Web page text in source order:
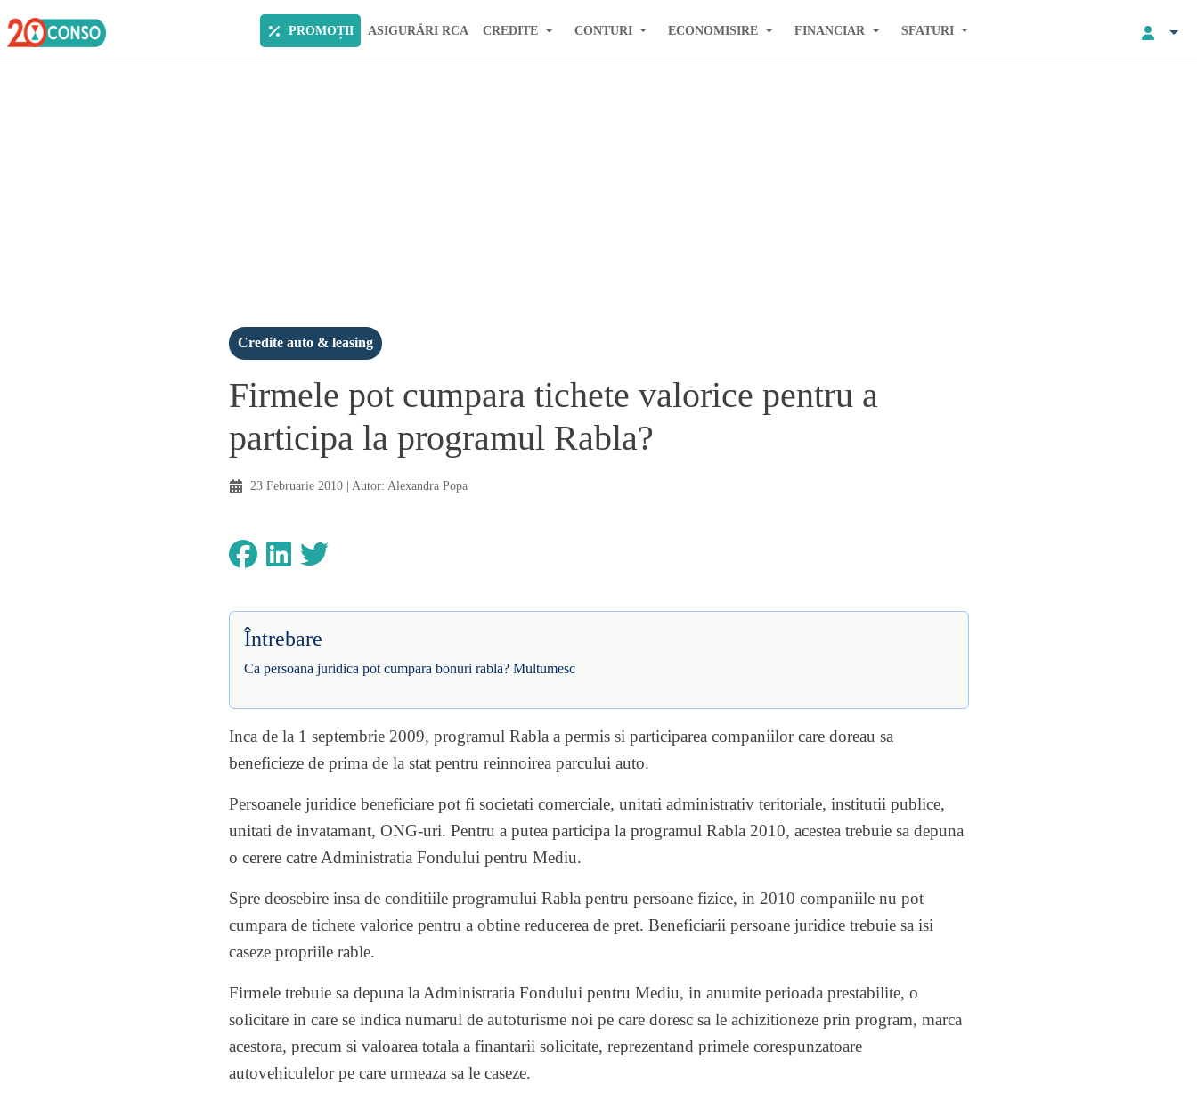
PROMOȚII ASIGURĂRI RCA CREDITE CONTURI ECONOMISIRE FINANCIAR SFATURI
Credite auto & leasing
Firmele pot cumpara tichete valorice pentru a
participa la programul Rabla?
23 Februarie 2010| Autor: Alexandra Popa
Întrebare
Ca persoana juridica pot cumpara bonuri rabla? Multumesc
Inca de la 1 septembrie 2009, programul Rabla a permis si participarea companiilor care doreau sa
beneficieze de prima de la stat pentru reinnoirea parcului auto.
Persoanele juridice beneficiare pot fi societati comerciale, unitati administrativ teritoriale, institutii publice,
unitati de invatamant, ONG-uri. Pentru a putea participa la programul Rabla 2010, acestea trebuie sa depuna
o cerere catre Administratia Fondului pentru Mediu.
Spre deosebire insa de conditiile programului Rabla pentru persoane fizice, in 2010 companiile nu pot
cumpara de tichete valorice pentru a obtine reducerea de pret. Beneficiarii persoane juridice trebuie sa isi
caseze propriile rable.
Firmele trebuie sa depuna la Administratia Fondului pentru Mediu, in anumite perioada prestabilite, o
solicitare in care se indica numarul de autoturisme noi pe care doresc sa le achizitioneze prin program, marca
acestora, precum si valoarea totala a finantarii solicitate, reprezentand primele corespunzatoare
autovehiculelor pe care urmeaza sa le caseze.